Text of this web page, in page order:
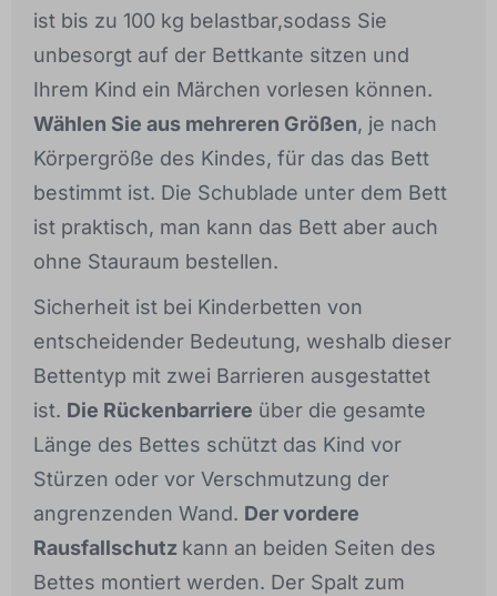
ist bis zu 100 kg belastbar,sodass Sie
unbesorgt auf der Bettkante sitzen und
Ihrem Kind ein Märchen vorlesen können.
Wählen Sie aus mehreren Größen, je nach
Körpergröße des Kindes, für das das Bett
bestimmt ist. Die Schublade unter dem Bett
ist praktisch, man kann das Bett aber auch
ohne Stauraum bestellen.
Sicherheit ist bei Kinderbetten von
entscheidender Bedeutung, weshalb dieser
Bettentyp mit zwei Barrieren ausgestattet
ist. Die Rückenbarriere über die gesamte
Länge des Bettes schützt das Kind vor
Stürzen oder vor Verschmutzung der
angrenzenden Wand. Der vordere
Rausfallschutz kann an beiden Seiten des
Bettes montiert werden. Der Spalt zum